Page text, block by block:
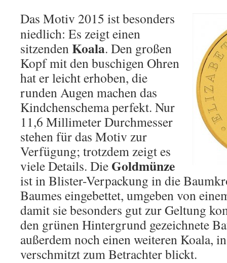
Das Motiv 2015 ist besonders
niedlich: Es zeigt einen
sitzendenKoala. Den großen
Kopf mit den buschigen Ohren
hat er leicht erhoben, die
runden Augen machen das
Kindchenschema perfekt. Nur
11,6 Millimeter Durchmesser
stehen für das Motiv zur
Verfügung; trotzdem zeigt es
viele Details. Die Goldmünze
ist in Blister-Verpackung in die
Baumes eingebettet, umgeben von
damit sie besonders gut zur Geltung
den grünen Hintergrund gezeichnete
außerdem noch einen weiteren Koala,
verschmitzt zum Betrachter blickt.